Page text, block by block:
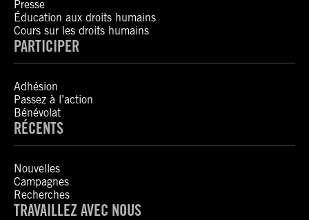
Presse
Éducation aux droits humains
Cours sur les droits humains
PARTICIPER
Adhésion
Passez à l’action
Bénévolat
RÉCENTS
Nouvelles
Campagnes
Recherches
TRAVAILLEZ AVEC NOUS